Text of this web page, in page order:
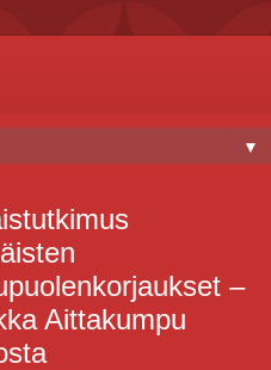
▼
–
Aittakumpu